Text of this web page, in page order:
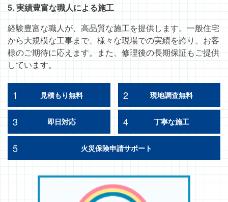
5. 実績豊富な職人による施工
経験豊富な職人が、高品質な施工を提供します。一般住宅
から大規模な工事まで、様々な現場での実績を誇り、お客
様のご期待に応えます。また、修理後の長期保証もご提供
しています。
1 見積もり無料 2 現地調査無料
3 即日対応 4 丁寧な施工
5 火災保険申請サポート